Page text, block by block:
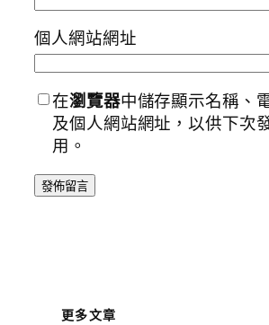
個人網站網址
在瀏覽器中儲存顯示名稱、
及個人網站網址，以供下次
用。
更多文章